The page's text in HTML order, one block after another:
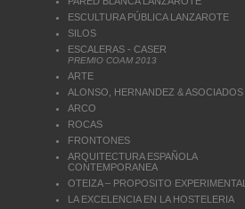
ESCULTURA PÚBLICA LANZAROTE
SILOS
ESCALERAS - CASER
PREMIO COAM 2013
ARTE
ALONSO, HERNANDEZ & ASOCIADOS
ARCO
ROCAS
FRONTONES
ARQUITECTURA ESPAÑOLA
CONTEMPORANEA
OTEIZA – PROPOSITO EXPERIMENTAL
LA EXCELENCIA EN LA HOSTELERIA